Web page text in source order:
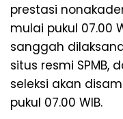
prestasi
mulai pukul 07.00
sanggah
situs resmi SPMB,
seleksi akan
pukul 07.00 WIB.